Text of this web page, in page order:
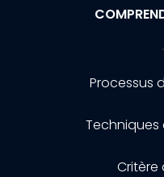
Processus